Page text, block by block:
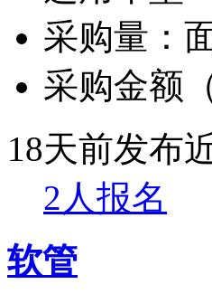
采购量：
采购金额
18天前发布
2人报名
软管